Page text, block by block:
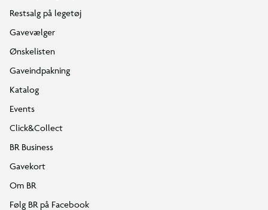
Restsalg på legetøj
Gavevælger
Ønskelisten
Gaveindpakning
Katalog
Events
Click&Collect
BR Business
Gavekort
Om BR
Følg BR på Facebook